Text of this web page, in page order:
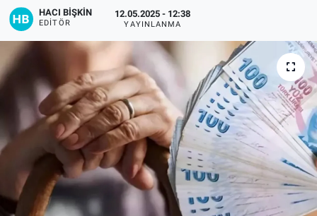
HACI BIŞKIN
EDITÖR
12.05.2025 - 12:38
YAYINLANMA
RESMİ İLANLAR
Bize ulaşın
İletişim/Künye
Yaşam
Gözden Kaçmasın